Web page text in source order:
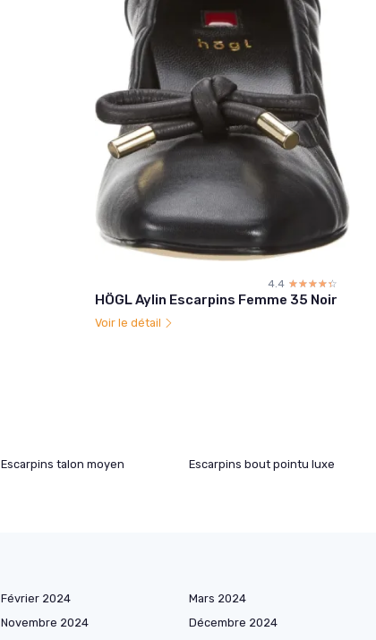
4.4 ☆☆☆☆☆
★★★★★
HÖGL Aylin Escarpins Femme 35 Noir
Voir le détail
Escarpins talon moyen Escarpins bout pointu luxe
Février 2024 Mars 2024
Novembre 2024 Décembre 2024